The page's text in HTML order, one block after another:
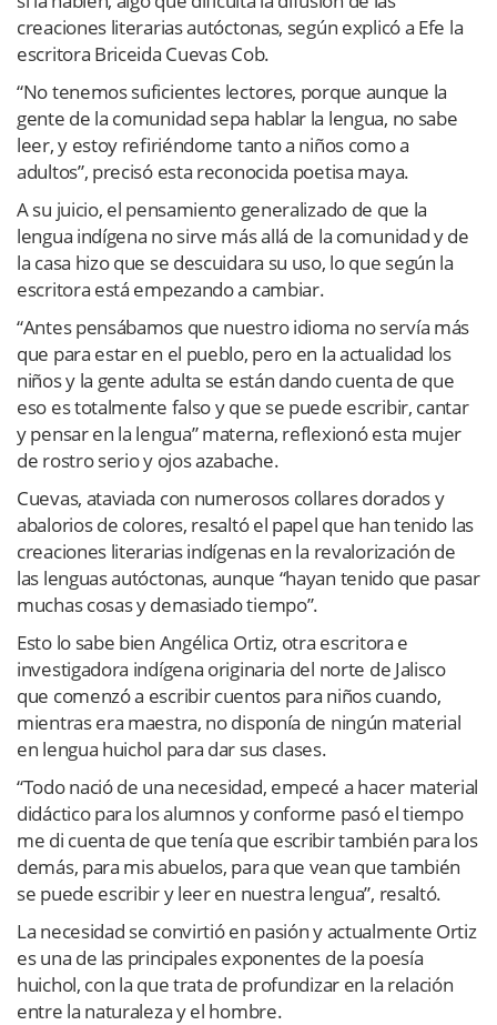
creaciones literarias autóctonas, según explicó a Efe la
escritora Briceida Cuevas Cob.
“No tenemos suficientes lectores, porque aunque la
gente de la comunidad sepa hablar la lengua, no sabe
leer, y estoy refiriéndome tanto a niños como a
adultos”, precisó esta reconocida poetisa maya.
A su juicio, el pensamiento generalizado de que la
lengua indígena no sirve más allá de la comunidad y de
la casa hizo que se descuidara su uso, lo que según la
escritora está empezando a cambiar.
“Antes pensábamos que nuestro idioma no servía más
que para estar en el pueblo, pero en la actualidad los
niños y la gente adulta se están dando cuenta de que
eso es totalmente falso y que se puede escribir, cantar
y pensar en la lengua” materna, reflexionó esta mujer
de rostro serio y ojos azabache.
Cuevas, ataviada con numerosos collares dorados y
abalorios de colores, resaltó el papel que han tenido las
creaciones literarias indígenas en la revalorización de
las lenguas autóctonas, aunque “hayan tenido que pasar
muchas cosas y demasiado tiempo”.
Esto lo sabe bien Angélica Ortiz, otra escritora e
investigadora indígena originaria del norte de Jalisco
que comenzó a escribir cuentos para niños cuando,
mientras era maestra, no disponía de ningún material
en lengua huichol para dar sus clases.
“Todo nació de una necesidad, empecé a hacer material
didáctico para los alumnos y conforme pasó el tiempo
me di cuenta de que tenía que escribir también para los
demás, para mis abuelos, para que vean que también
se puede escribir y leer en nuestra lengua”, resaltó.
La necesidad se convirtió en pasión y actualmente Ortiz
es una de las principales exponentes de la poesía
huichol, con la que trata de profundizar en la relación
entre la naturaleza y el hombre.